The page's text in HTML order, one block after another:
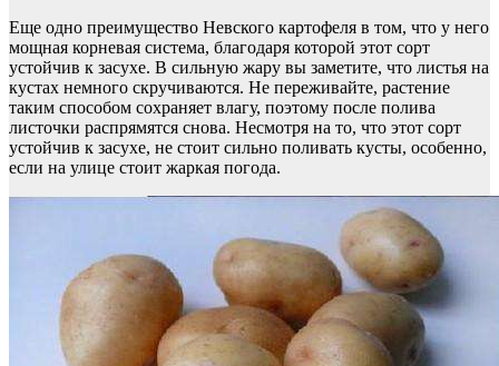
Еще одно преимущество Невского картофеля в том, что у него
мощная корневая система, благодаря которой этот сорт
устойчив к засухе. В сильную жару вы заметите, что листья на
кустах немного скручиваются. Не переживайте, растение
таким способом сохраняет влагу, поэтому после полива
листочки распрямятся снова. Несмотря на то, что этот сорт
устойчив к засухе, не стоит сильно поливать кусты, особенно,
если на улице стоит жаркая погода.